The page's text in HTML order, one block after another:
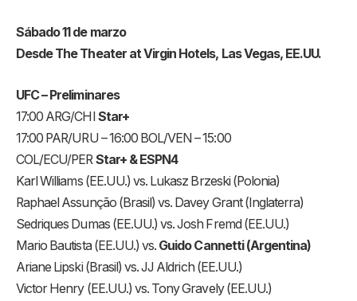
Sábado 11 de marzo
DesdeThe Theater at Virgin Hotels, Las Vegas, EE.UU.
UFC – Preliminares
17:00 ARG/CHIStar+
17:00 PAR/URU – 16:00 BOL/VEN – 15:00
COL/ECU/PER Star+ & ESPN4
Karl Williams (EE.UU.) vs. Lukasz Brzeski (Polonia)
Raphael Assunção (Brasil) vs. Davey Grant (Inglaterra)
Sedriques Dumas (EE.UU.) vs. Josh Fremd (EE.UU.)
Mario Bautista (EE.UU.) vs. Guido Cannetti (Argentina)
Ariane Lipski (Brasil) vs. JJ Aldrich (EE.UU.)
Victor Henry (EE.UU.) vs. Tony Gravely (EE.UU.)